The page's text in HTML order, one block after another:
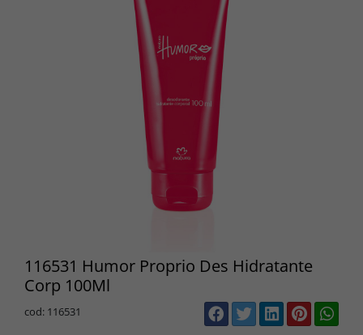
116531 Humor Proprio Des Hidratante
Corp 100Ml
cod: 116531